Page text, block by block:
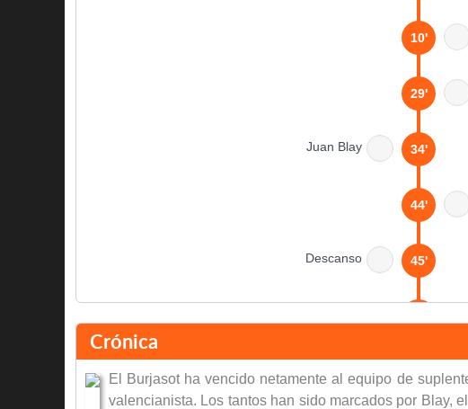
10'
29'
Juan Blay 34'
44'
Descanso 45'
Crónica
El Burjasot ha vencido netamente al equipo de
valencianista. Los tantos han sido marcados por Blay,